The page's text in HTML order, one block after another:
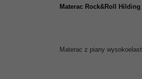
Materac Rock&Roll Hilding
Materac z piany